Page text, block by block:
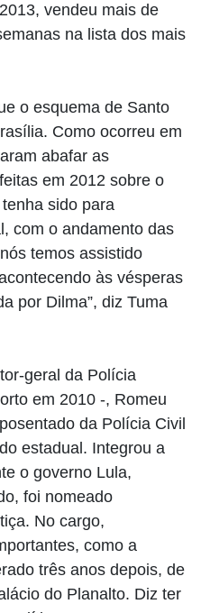
vendeu mais de
na lista dos mais
o esquema de Santo
Como ocorreu em
abafar as
em 2012 sobre o
sido para
com o andamento das
temos assistido
às vésperas
por Dilma”, diz Tuma
geral da Polícia
em 2010 -, Romeu
da Polícia Civil
estadual. Integrou a
o governo Lula,
foi nomeado
No cargo,
como a
três anos depois, de
do Planalto. Diz ter